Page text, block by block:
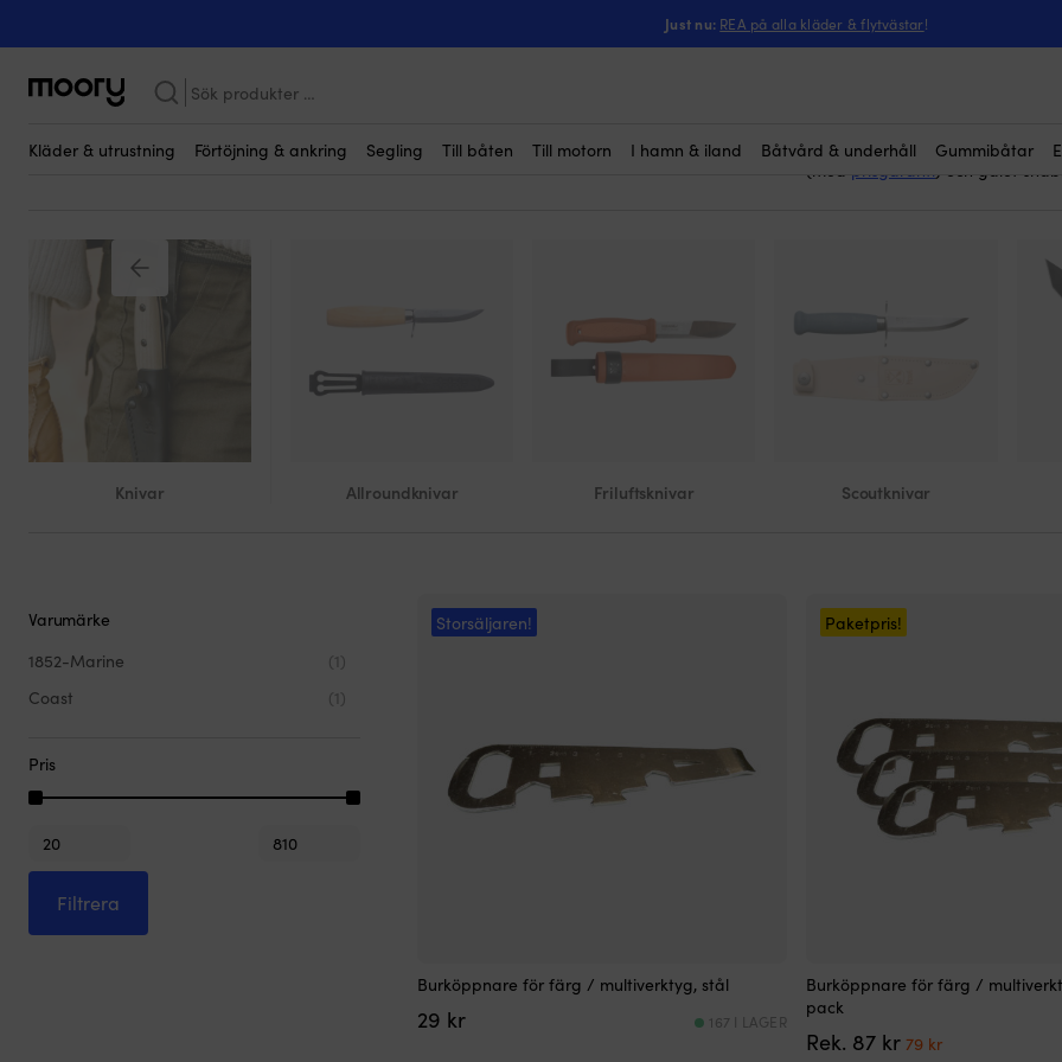
Just nu: REA på alla kläder & flytvästar!
Sök
efter:
Kläder & utrustning Förtöjning & ankring Segling Till båten Till motorn I hamn & iland Båtvård & underhåll Gummibåtar
Multiverktyg Här köper dumultiverktyg.
och praktisk problemlösning i
”fixa vad som helst” med
Vi säljer multiverktyg från kända
(med prisgaranti) och galet
Knivar Allroundknivar Friluftsknivar Scoutknivar
Varumärke
1852-Marine
(1)
Coast
(1)
Pris
Min
pris
Max
pris
Filtrera
Storsäljaren!
Burköppnare för färg / multiverktyg, stål
29 kr 167 I LAGER
Paketpris!
Burköppnare för färg /
pack
Rek. 87 kr Det
79 krDet